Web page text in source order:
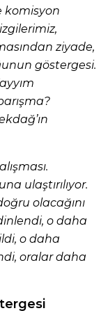
komisyon
ziyade,
göstergesi.
ulaştırılıyor.
olacağını
o daha
o daha
oralar daha